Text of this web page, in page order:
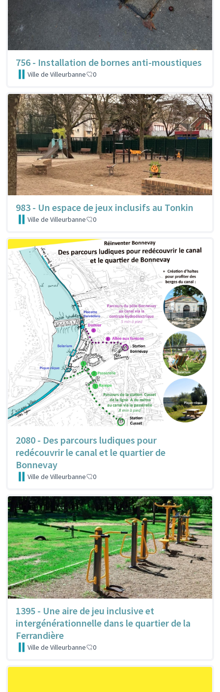
756 - Installation de bornes anti-moustiques
Ville de Villeurbanne 0
983 - Un espace de jeux inclusifs au Tonkin
Ville de Villeurbanne 0
2080 - Des parcours ludiques pour
redécouvrir le canal et le quartier de
Bonnevay
Ville de Villeurbanne 0
1395 - Une aire de jeu inclusive et
intergénérationnelle dans le quartier de la
Ferrandière
Ville de Villeurbanne 0